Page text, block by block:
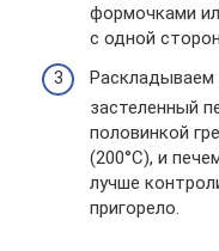
формочками
с одной
Раскладываем
застеленный
половинкой
(200°С), и
лучше
пригорело.